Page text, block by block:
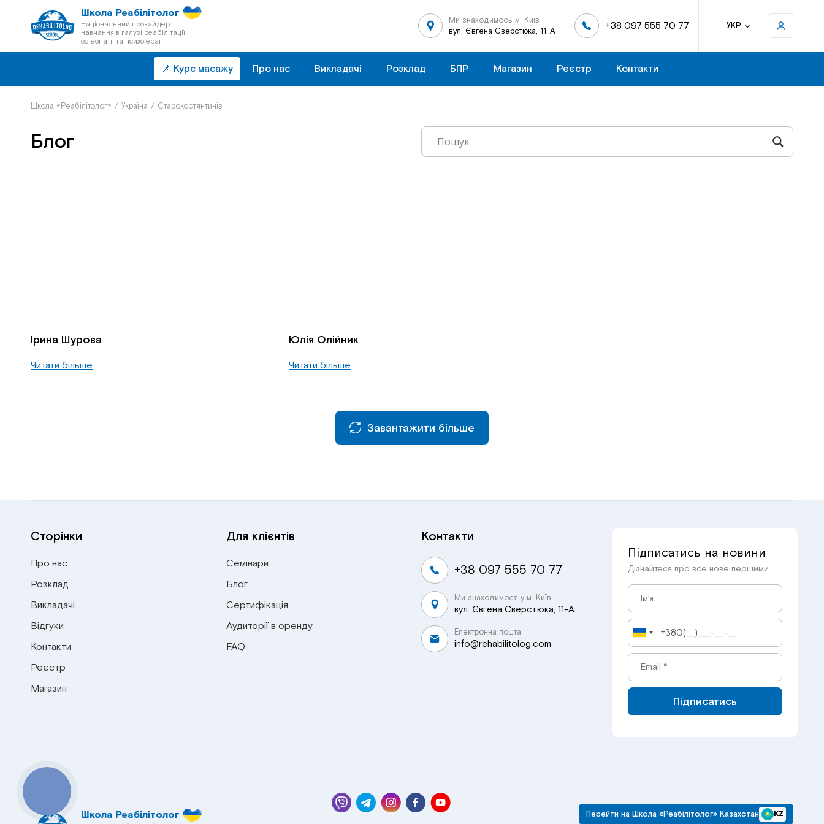
Школа Реабілітолог
Національний провайдер
навчання в галузі реабілітації,
остеопатії та психотерапії
Ми знаходимось м. Київ
вул. Євгена Сверстюка, 11-А
+38 097 555 70 77 УКР
📌 Курс масажу Про нас Викладачі Розклад БПР Магазин Реєстр Контакти
Школа «Реабілітолог» / Україна / Старокостянтинів
Блог
Ірина Шурова
Читати більше
Юлія Олійник
Читати більше
Завантажити більше
Сторінки
Про нас
Розклад
Викладачі
Відгуки
Контакти
Реєстр
Магазин
Для клієнтів
Семінари
Блог
Сертифікація
Аудиторії в оренду
FAQ
Контакти
+38 097 555 70 77
Ми знаходимося у м. Київ
вул. Євгена Сверстюка, 11-А
Електронна пошта
info@rehabilitolog.com
Підписатись на новини
Дізнайтеся про все нове першими
Підписатись
Школа Реабілітолог Перейти на Школа «Реабілітолог» Казахстан KZ